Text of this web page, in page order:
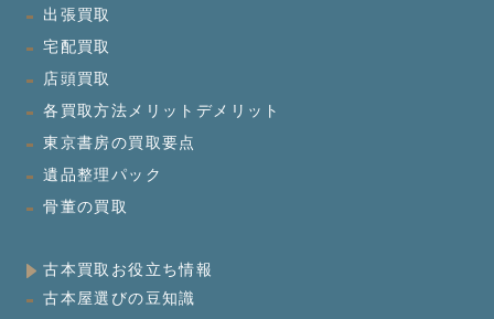
出張買取
宅配買取
店頭買取
各買取方法メリットデメリット
東京書房の買取要点
遺品整理パック
骨董の買取
古本買取お役立ち情報
古本屋選びの豆知識